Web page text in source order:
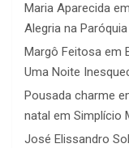
Maria Aparecida em
Alegria na
Margô Feitosa em
Uma Noite
Pousada charme
natal em Simplício
José Elissandro